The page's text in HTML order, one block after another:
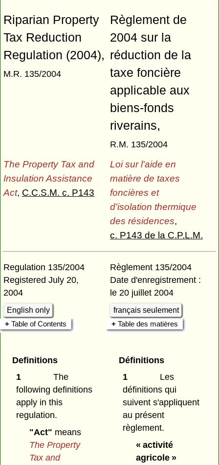
Riparian Property
Tax Reduction
Regulation (2004),
M.R. 135/2004
Règlement de
2004 sur la
réduction de la
taxe foncière
applicable aux
biens-fonds
riverains,
R.M. 135/2004
The Property Tax and
Insulation Assistance
Act, C.C.S.M. c. P143
Loi sur l'aide en
matière de taxes
foncières et
d'isolation thermique
des résidences,
c. P143 de la C.P.L.M.
Regulation 135/2004
Registered July 20,
2004
English only
Règlement 135/2004
Date d'enregistrement :
le 20 juillet 2004
français seulement
Table of Contents
Table des matières
Definitions
1
The
following definitions
apply in this
regulation.
"Act" means
The Property
Tax and
Définitions
1
Les
définitions qui
suivent s'appliquent
au présent
règlement.
« activité
agricole »